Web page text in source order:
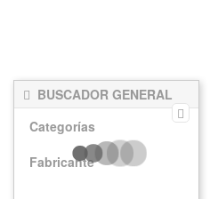
BUSCADOR GENERAL
Categorías
Fabricante